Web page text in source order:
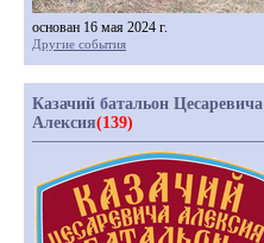
основан 16 мая 2024 г.
Другие события
Казачий батальон Цесаревича
Алексия(139)